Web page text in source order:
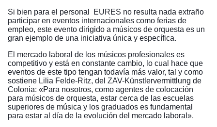
Si bien para el personal EURES no resulta nada extraño
participar en eventos internacionales como ferias de
empleo, este evento dirigido a músicos de orquesta es un
gran ejemplo de una iniciativa única y específica.
El mercado laboral de los músicos profesionales es
competitivo y está en constante cambio, lo cual hace que
eventos de este tipo tengan todavía más valor, tal y como
sostiene Lilia Felde-Ritz, del ZAV-Künstlervermittlung de
Colonia: «Para nosotros, como agentes de colocación
para músicos de orquesta, estar cerca de las escuelas
superiores de música y los graduados es fundamental
para estar al día de la evolución del mercado laboral».